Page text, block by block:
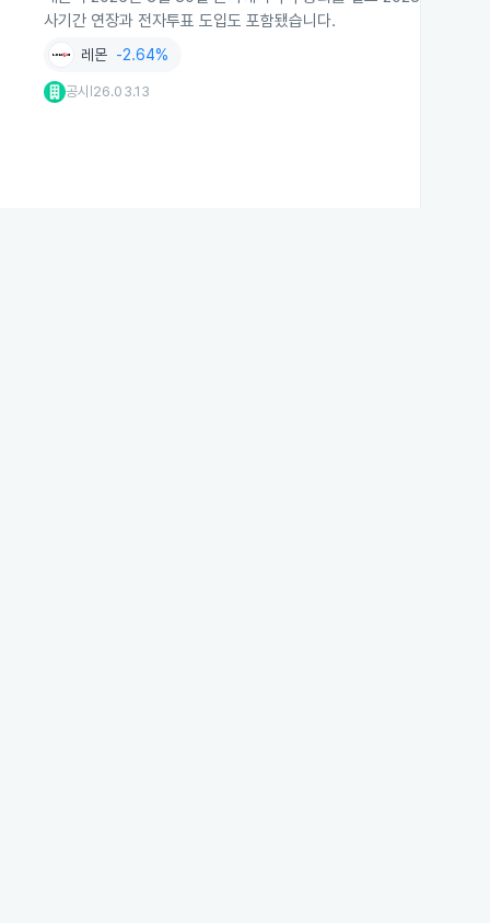
사기간 연장과 전자투표 도입도 포함됐습니다.
레몬 -2.64%
공시 26.03.13